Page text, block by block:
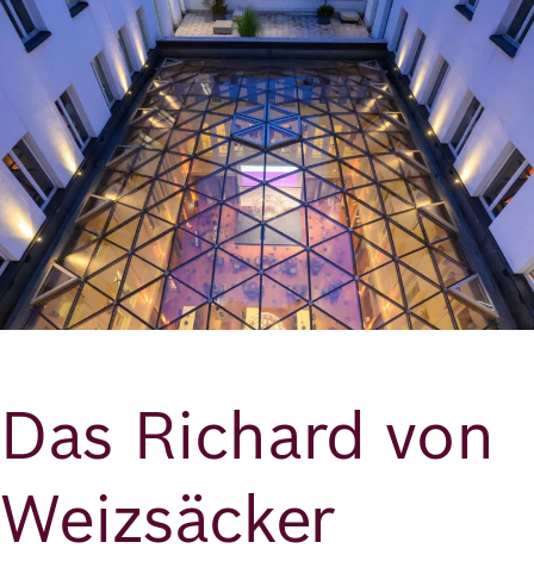
Perspectives
Deutsch Englisch
Das Richard von
Weizsäcker